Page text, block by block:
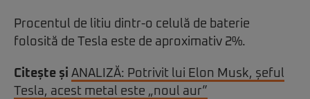
Procentul de litiu dintr-o celulă de baterie
folosită de Tesla este de aproximativ 2%.
Citește și ANALIZĂ: Potrivit lui Elon Musk, șeful
Tesla, acest metal este „noul aur”